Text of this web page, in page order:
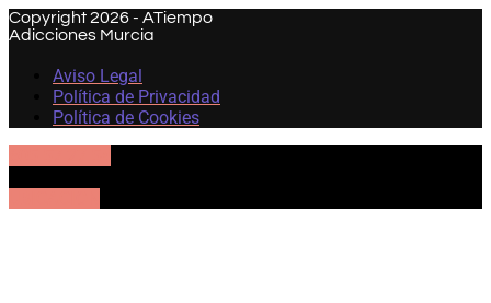
Copyright 2026 - ATiempo
Adicciones Murcia
Aviso Legal
Política de Privacidad
Política de Cookies